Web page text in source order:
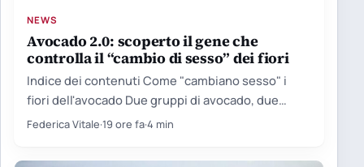
NEWS
Avocado 2.0: scoperto il gene che
controlla il “cambio di sesso” dei fiori
Indice dei contenuti Come "cambiano sesso" i
fiori dell'avocado Due gruppi di avocado, due
orologi biologici Il limite…
Federica Vitale·19 ore fa·4 min